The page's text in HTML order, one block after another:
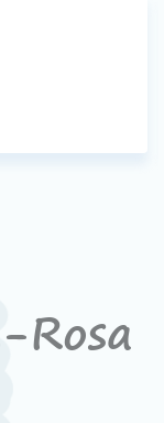
Rosa